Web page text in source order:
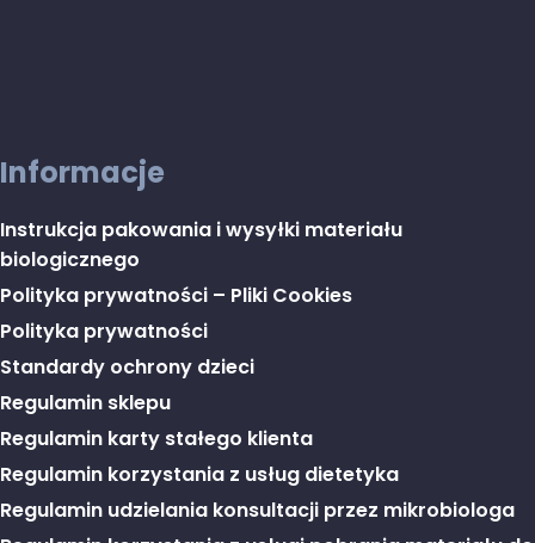
Informacje
Instrukcja pakowania i wysyłki materiału
biologicznego
Polityka prywatności – Pliki Cookies
Polityka prywatności
Standardy ochrony dzieci
Regulamin sklepu
Regulamin karty stałego klienta
Regulamin korzystania z usług dietetyka
Regulamin udzielania konsultacji przez mikrobiologa